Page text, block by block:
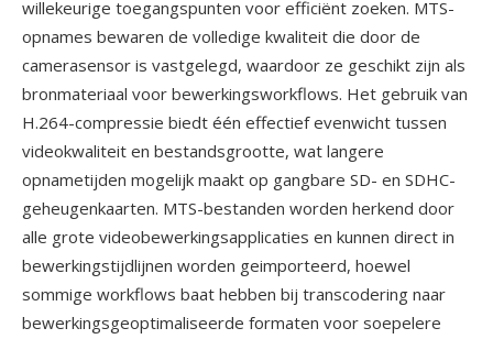
willekeurige toegangspunten voor efficiënt zoeken. MTS-
opnames bewaren de volledige kwaliteit die door de
camerasensor is vastgelegd, waardoor ze geschikt zijn als
bronmateriaal voor bewerkingsworkflows. Het gebruik van
H.264-compressie biedt één effectief evenwicht tussen
videokwaliteit en bestandsgrootte, wat langere
opnametijden mogelijk maakt op gangbare SD- en SDHC-
geheugenkaarten. MTS-bestanden worden herkend door
alle grote videobewerkingsapplicaties en kunnen direct in
bewerkingstijdlijnen worden geimporteerd, hoewel
sommige workflows baat hebben bij transcodering naar
bewerkingsgeoptimaliseerde formaten voor soepelere